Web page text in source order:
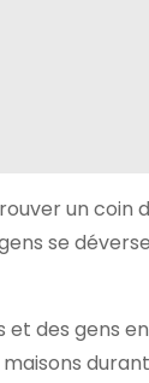
un coin
se
des gens